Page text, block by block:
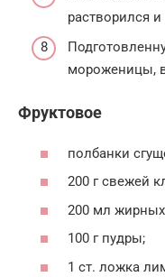
растворился
мороженицы,
Фруктовое
полбанки
200 г свежей
200 мл
100 г пудры;
1 ст. ложка